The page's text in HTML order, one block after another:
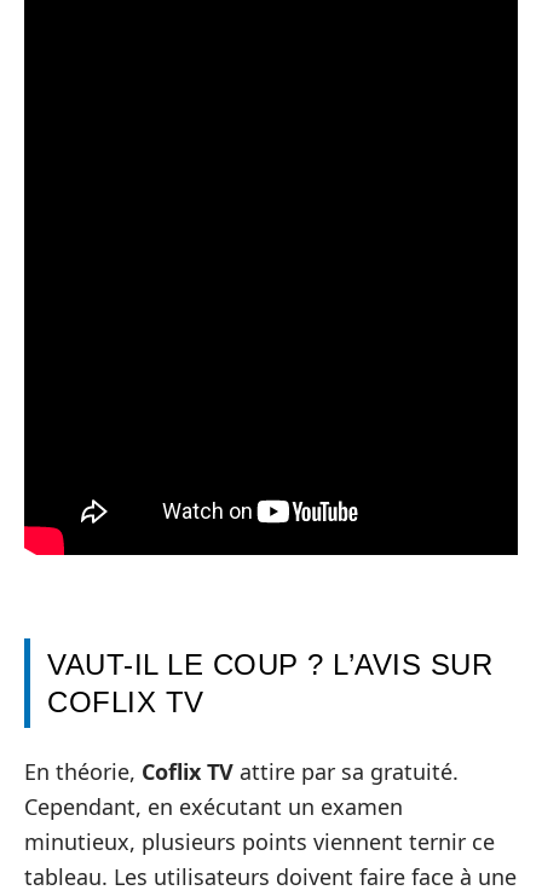
VAUT-IL LE COUP ? L’AVIS SUR
COFLIX TV
En théorie, Coflix TV attire par sa gratuité.
Cependant, en exécutant un examen
minutieux, plusieurs points viennent ternir ce
tableau. Les utilisateurs doivent faire face à une